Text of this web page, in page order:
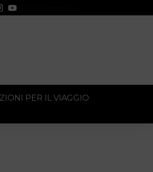
PER IL VIAGGIO